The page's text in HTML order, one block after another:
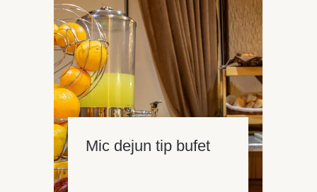
Mic dejun tip bufet